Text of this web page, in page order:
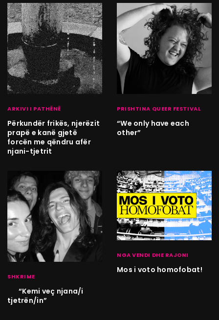
ARKIVI I PATHËNË
Përkundër frikës, njerëzit
prapë e kanë gjetë
forcën me qëndru afër
njani-tjetrit
PRISHTINA QUEER FESTIVAL
“We only have each
other”
SHKRIME
“Kemi veç njana/i
tjetrën/in”
NGA VENDI DHE RAJONI
Mos i voto homofobat!